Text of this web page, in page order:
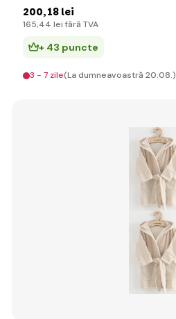
200,18 lei
165,44 lei fără TVA
+ 43 puncte
3 - 7 zile(La dumneavoastră 20.08.)